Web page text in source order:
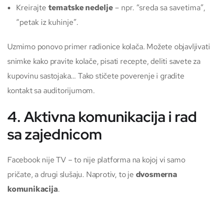
Kreirajte tematske nedelje – npr. “sreda sa savetima”,
“petak iz kuhinje”.
Uzmimo ponovo primer radionice kolača. Možete objavljivati
snimke kako pravite kolače, pisati recepte, deliti savete za
kupovinu sastojaka… Tako stičete poverenje i gradite
kontakt sa auditorijumom.
4. Aktivna komunikacija i rad
sa zajednicom
Facebook nije TV – to nije platforma na kojoj vi samo
pričate, a drugi slušaju. Naprotiv, to je dvosmerna
komunikacija.